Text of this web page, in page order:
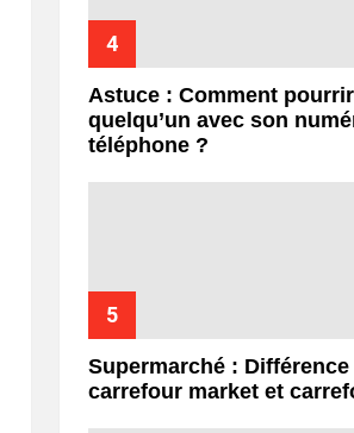
Astuce : Comment
quelqu’un avec son
téléphone ?
Supermarché :
carrefour market et